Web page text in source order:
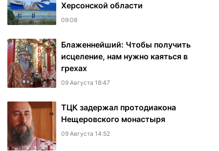
Херсонской области
09:08
Блаженнейший: Чтобы получить
исцеление, нам нужно каяться в
грехах
09 Августа 18:47
ТЦК задержал протодиакона
Нещеровского монастыря
09 Августа 14:52